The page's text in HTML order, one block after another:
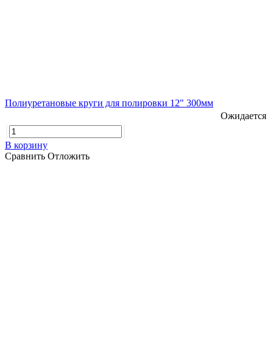
Полиуретановые круги для полировки 12" 300мм
Ожидается
В корзину
Сравнить Отложить